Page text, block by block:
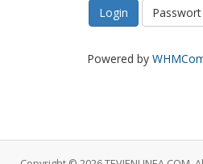
Powered by